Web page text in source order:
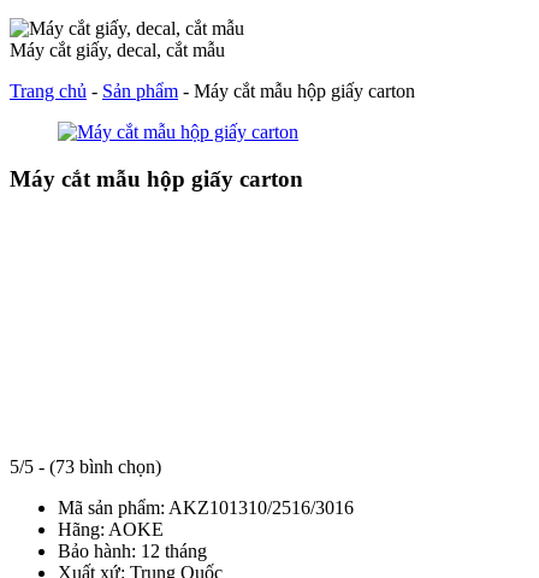
Máy cắt giấy, decal, cắt mẫu
Trang chủ - Sản phẩm - Máy cắt mẫu hộp giấy carton
Máy cắt mẫu hộp giấy carton
5/5 - (73 bình chọn)
Mã sản phẩm: AKZ101310/2516/3016
Hãng: AOKE
Bảo hành: 12 tháng
Xuất xứ: Trung Quốc